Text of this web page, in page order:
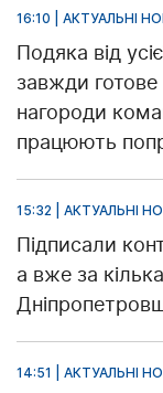
16:10 | АКТУАЛЬНІ
Подяка від
завжди
нагороди
працюють
15:32 | АКТУАЛЬНІ
Підписали
а вже за
14:51 | АКТУАЛЬНІ